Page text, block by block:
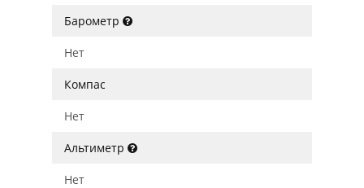
Барометр
Нет
Компас
Нет
Альтиметр
Нет